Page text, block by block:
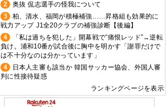
2
奥抜 侃志選手の怪我について
3
柏、清水、福岡が積極補強……昇格組も効果的に
戦力アップ J1全20クラブの補強診断【後編】
4
「私は過ちを犯した」開幕戦で“痛恨レッド”→逆転
負け。浦和10番が試合後に胸中を明かす「謝罪だけで
は不十分なのは分かっています」
4
日本人主審も該当か 韓国サッカー協会、外国人審
判に性接待疑惑
ランキングページを表示